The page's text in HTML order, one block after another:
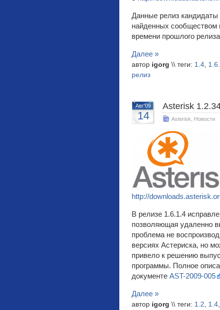
Данные релиз
найденных сообществом
времени прошлого
Далее »
автор igorg \\ теги: 1.4,
релиз
Авг'09
14
Asterisk
Asterisk Новости
http://
В релизе 1.6.1.4
позволяющая удаленно
проблема не
версиях Астериска, но
привело к решению
программы. Полное
документе AST-2009-005
Далее »
автор igorg \\ теги: 1.2, 1.4